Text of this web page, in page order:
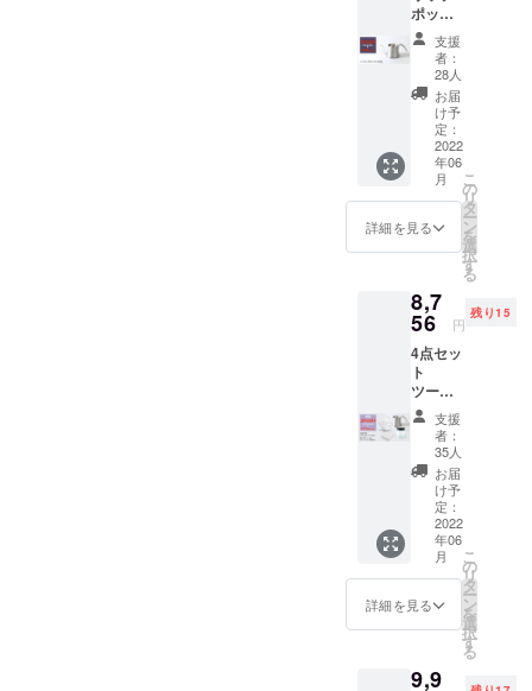
ポット
Pro フ
タ付
き
【お買
い得！
数量限
10％OF
F】 通
常価格
6,600円
(税込)
(税込）
※お届け
送料無
料
支援
者：
28人
お届
け予
定：
2022
年06
月
詳細を見る
こ
の
リ
タ
ー
ン
を
選
択
す
る
8,7
56 円
残り15
4点セッ
ト
ツード
リップ
ポット
Pro フ
タ付き
+ ド
リッ
パー大
+ サー
バー400
ｍl ＋
コット
ンフィ
用)60枚
支援
者：
35人
お届
け予
定：
2022
年06
月
詳細を見る
こ
の
リ
タ
ー
ン
を
選
択
す
る
9,9